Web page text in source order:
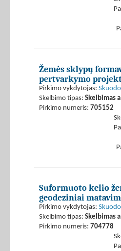
Žemės sklypų
pertvarkymo
Pirkimo vykdytojas:
Skelbimo tipas: Skelbimas
Pirkimo numeris: 705152
Suformuoto kelio
geodeziniai
Pirkimo vykdytojas:
Skelbimo tipas: Skelbimas
Pirkimo numeris: 704778